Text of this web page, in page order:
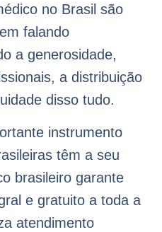
no Brasil são
falando
a generosidade,
a distribuição
disso tudo.
instrumento
têm a seu
brasileiro garante
e gratuito a toda a
atendimento